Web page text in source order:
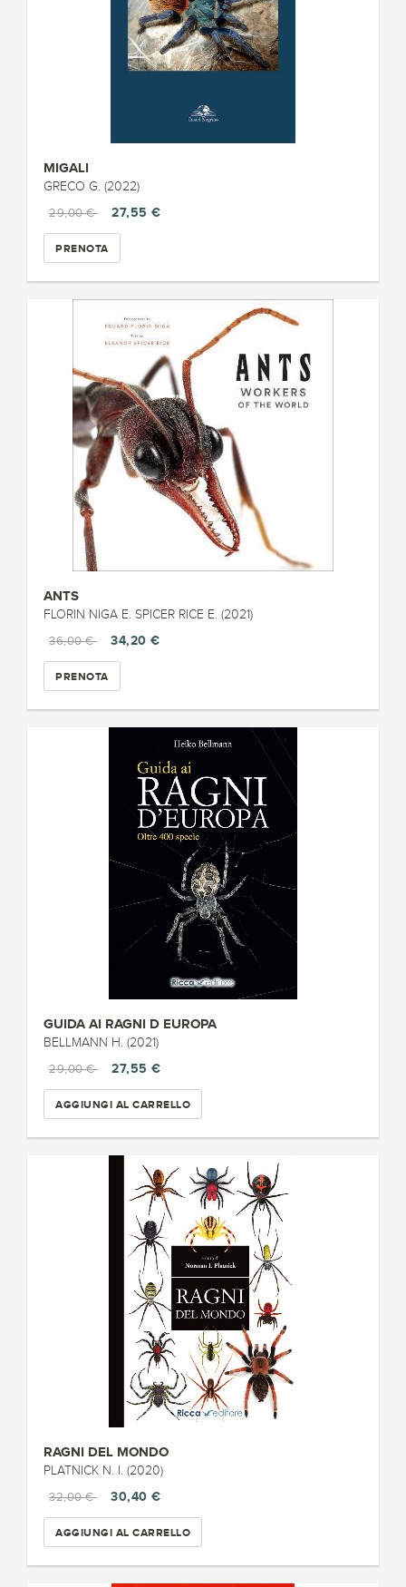
MIGALI
GRECO G. (2022)
29,00 €
27,55 €
PRENOTA
ANTS
FLORIN NIGA E. SPICER RICE E. (2021)
36,00 €
34,20 €
PRENOTA
GUIDA AI RAGNI D EUROPA
BELLMANN H. (2021)
29,00 €
27,55 €
AGGIUNGI AL CARRELLO
RAGNI DEL MONDO
PLATNICK N. I. (2020)
32,00 €
30,40 €
AGGIUNGI AL CARRELLO